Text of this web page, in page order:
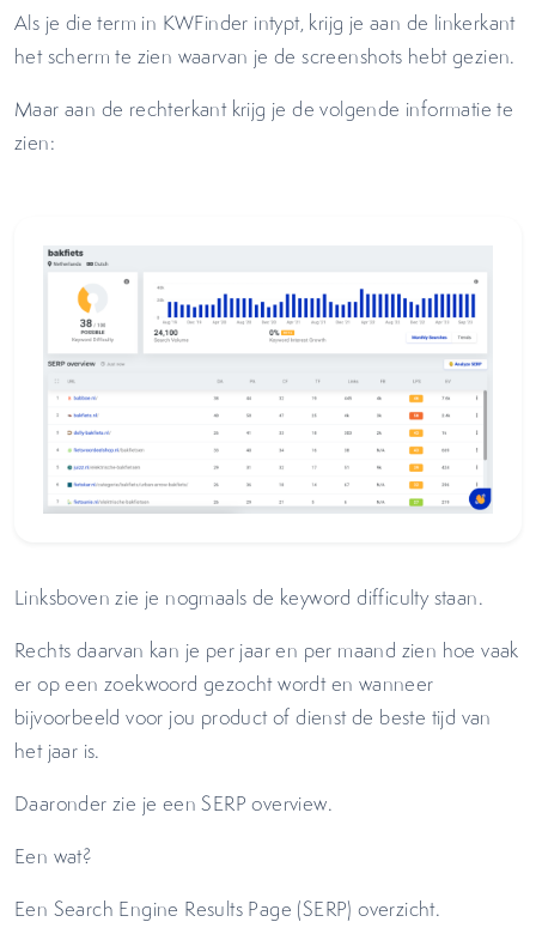
Als je die term in KWFinder intypt, krijg je aan de linkerkant
het scherm te zien waarvan je de screenshots hebt gezien.
Maar aan de rechterkant krijg je de volgende informatie te
zien:
Linksboven zie je nogmaals de keyword difficulty staan.
Rechts daarvan kan je per jaar en per maand zien hoe vaak
er op een zoekwoord gezocht wordt en wanneer
bijvoorbeeld voor jou product of dienst de beste tijd van
het jaar is.
Daaronder zie je een SERP overview.
Een wat?
Een Search Engine Results Page (SERP) overzicht.